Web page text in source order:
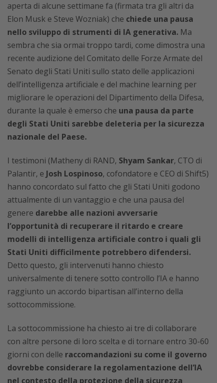
aperta di alcune settimane fa (firmata tra gli altri da
Elon Musk e Steve Wozniak) che chiede una pausa
nello sviluppo di strumenti di IA generativa. Ma
sembra che sia ormai troppo tardi, come dimostra una
recente audizione del Comitato delle Forze Armate del
Senato degli Stati Uniti sullo stato delle applicazioni
dell’intelligenza artificiale e del machine learning per
migliorare le operazioni del Dipartimento della Difesa,
durante la quale è emerso che una pausa da parte
degli Stati Uniti sarebbe deleteria per la sicurezza
nazionale del Paese.
I testimoni (Matheny di RAND, Shyam Sankar, CTO di
Palantir, e Josh Lospinoso, cofondatore e CEO di Shift5)
hanno concordato sul fatto che gli Stati Uniti godono
attualmente di un vantaggio e che una pausa del
genere darebbe alle nazioni avversarie
l’opportunità di recuperare il ritardo e creare
modelli di intelligenza artificiale contro i quali gli
Stati Uniti difficilmente potrebbero difendersi.
Detto questo, gli intervenuti hanno chiesto
universalmente di tenere sotto controllo l’IA e hanno
raggiunto un accordo bipartisan all’interno della
sottocommissione.
La sottocommissione ha chiesto ai tre di collaborare
con altre persone di loro scelta e di tornare entro 30-60
giorni con delle raccomandazioni su come il governo
dovrebbe considerare la regolamentazione dell’IA
nel contesto della protezione della sicurezza